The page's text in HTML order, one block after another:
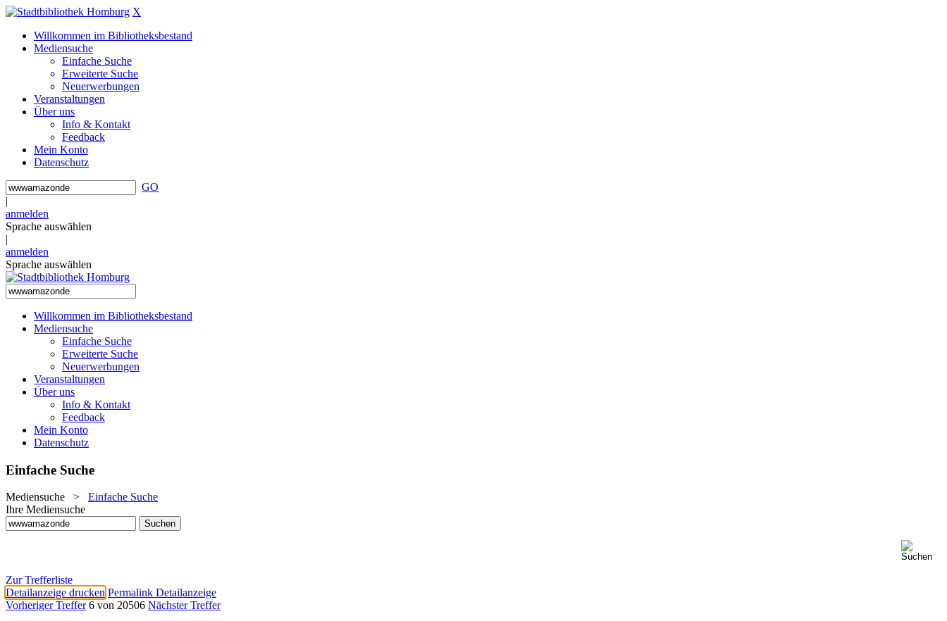
X
Willkommen im Bibliotheksbestand
Mediensuche
Einfache Suche
Erweiterte Suche
Neuerwerbungen
Veranstaltungen
Über uns
Info & Kontakt
Feedback
Mein Konto
Datenschutz
GO
|
anmelden
Sprache auswählen
|
anmelden
Sprache auswählen
Willkommen im Bibliotheksbestand
Mediensuche
Einfache Suche
Erweiterte Suche
Neuerwerbungen
Veranstaltungen
Über uns
Info & Kontakt
Feedback
Mein Konto
Datenschutz
Einfache Suche
Mediensuche > Einfache Suche
Ihre Mediensuche
Zur Trefferliste
Detailanzeige drucken Permalink Detailanzeige
Vorheriger Treffer 6 von 20506 Nächster Treffer